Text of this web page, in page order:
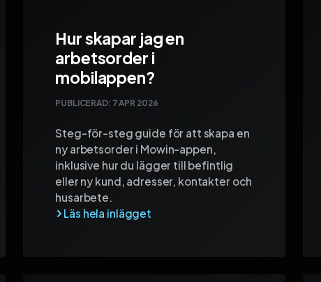
Hur skapar jag en
arbetsorder i
mobilappen?
PUBLICERAD: 7 APR 2026
Steg-för-steg guide för att skapa en
ny arbetsorder i Mowin-appen,
inklusive hur du lägger till befintlig
eller ny kund, adresser, kontakter och
husarbete.